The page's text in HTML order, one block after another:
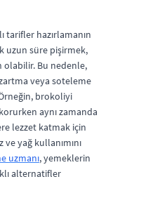
tarifler hazırlamanın
uzun süre pişirmek,
olabilir. Bu nedenle,
veya soteleme
brokoliyi
aynı zamanda
lezzet katmak için
yağ kullanımını
uzmanı, yemeklerin
alternatifler